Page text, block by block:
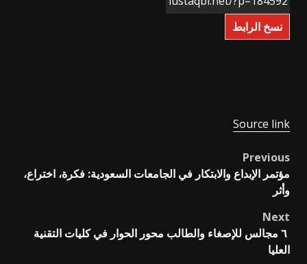
نسخ الرابط
Source link
Post
navigation
Previous
مؤتمر الإبداع والابتكار في الجامعات السعودية: فكرة، اختراع،
وأثر
Next
العليا